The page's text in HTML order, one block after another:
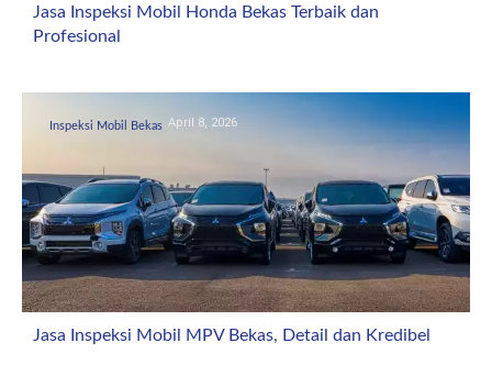
Jasa Inspeksi Mobil Honda Bekas Terbaik dan
Profesional
Inspeksi Mobil Bekas April 8, 2026
Jasa Inspeksi Mobil MPV Bekas, Detail dan Kredibel